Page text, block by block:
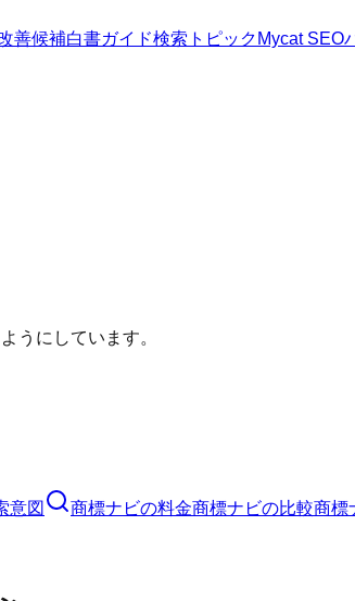
善候補白書ガイド検索トピック Mycat SEO
うにしています。
意図 商標ナビの料金商標ナビの比較商標